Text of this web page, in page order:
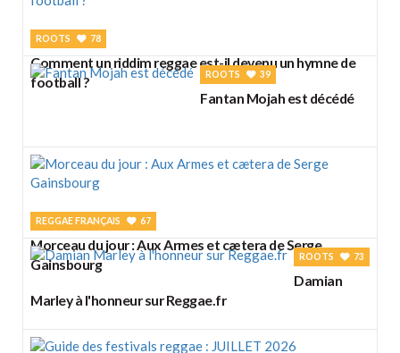
ROOTS 78
Comment un riddim reggae est-il devenu un hymne de
football ?
ROOTS 39
Fantan Mojah est décédé
REGGAE FRANÇAIS 67
Morceau du jour : Aux Armes et cætera de Serge
Gainsbourg
ROOTS 73
Damian
Marley à l'honneur sur Reggae.fr